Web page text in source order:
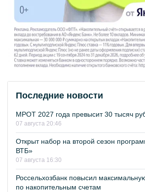
Последние новости
МРОТ 2027 года превысит 30 тысяч
07 августа 20:46
Открыт набор на второй сезон
ВТБ»
07 августа 16:30
Россельхозбанк повысил
по накопительным счетам